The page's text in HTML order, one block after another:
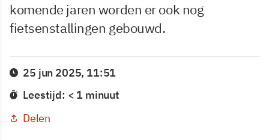
komende jaren worden er ook nog
fietsenstallingen gebouwd.
25 jun 2025, 11:51
Leestijd: < 1 minuut
Delen